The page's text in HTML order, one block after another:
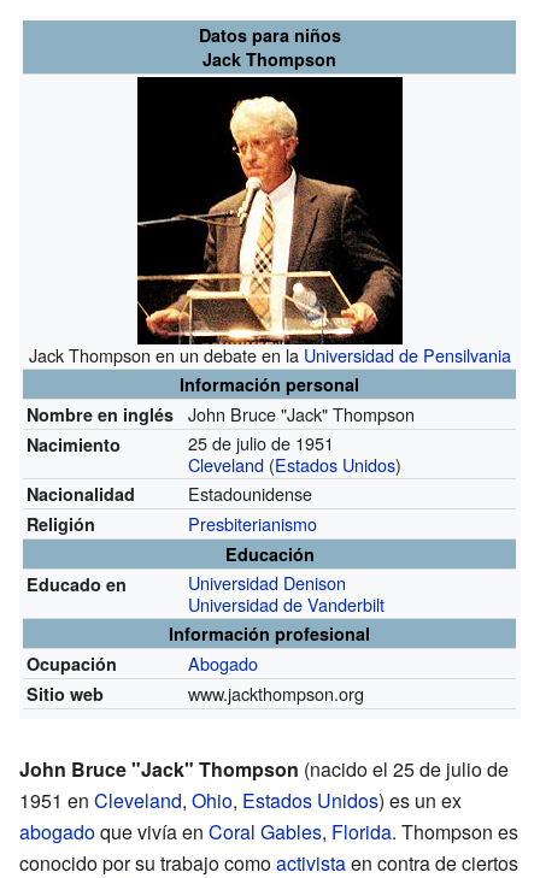
Datos para niños
Jack Thompson
Jack Thompson en un debate en la Universidad de Pensilvania
Información personal
Nombre en inglés
John Bruce "Jack" Thompson
Nacimiento
25 de julio de 1951
Cleveland (Estados Unidos)
Nacionalidad Estadounidense
Religión Presbiterianismo
Educación
Educado en
Universidad Denison
Universidad de Vanderbilt
Información profesional
Ocupación
Abogado
Sitio web www.jackthompson.org
John Bruce "Jack" Thompson (nacido el 25 de julio de
1951 en Cleveland, Ohio, Estados Unidos) es un ex
abogadoque vivía en Coral Gables, Florida. Thompson es
conocido por su trabajo comoactivistaen contra de ciertos